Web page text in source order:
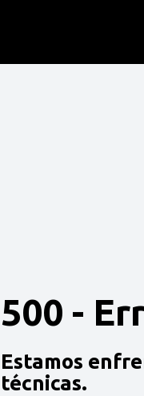
500 -
Estamos
técnicas.